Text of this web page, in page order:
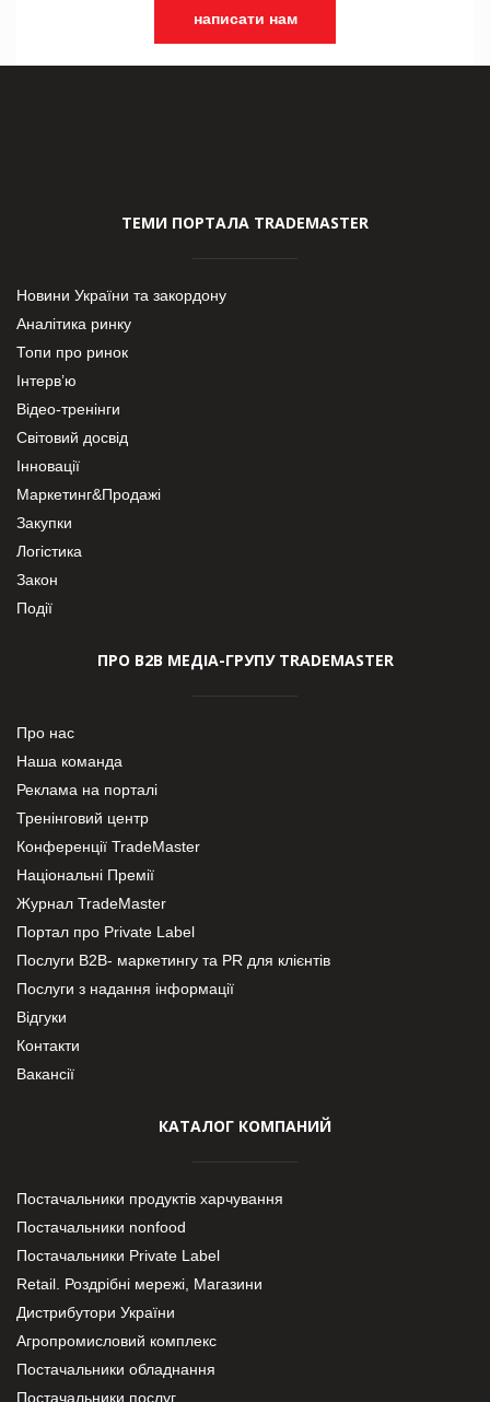
написати нам
ТЕМИ ПОРТАЛА TRADEMASTER
Новини України та закордону
Аналітика ринку
Топи про ринок
Інтерв’ю
Відео-тренінги
Світовий досвід
Інновації
Маркетинг&Продажі
Закупки
Логістика
Закон
Події
ПРО В2В МЕДІА-ГРУПУ TRADEMASTER
Про нас
Наша команда
Реклама на порталі
Тренінговий центр
Конференції TradeMaster
Національні Премії
Журнал TradeMaster
Портал про Private Label
Послуги В2В- маркетингу та PR для клієнтів
Послуги з надання інформації
Відгуки
Контакти
Вакансії
КАТАЛОГ КОМПАНИЙ
Постачальники продуктів харчування
Постачальники nonfood
Постачальники Private Label
Retail. Роздрібні мережі, Магазини
Дистрибутори України
Агропромисловий комплекс
Постачальники обладнання
Постачальники послуг